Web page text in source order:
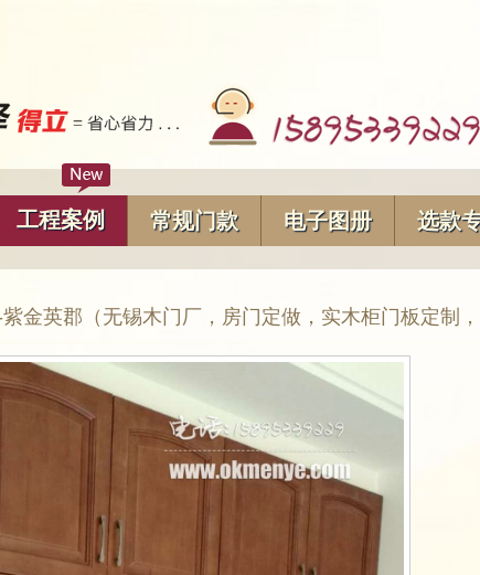
工程案例 常规门款 电子图册 选款
金英郡（无锡木门厂，房门定做，实木柜门板定制